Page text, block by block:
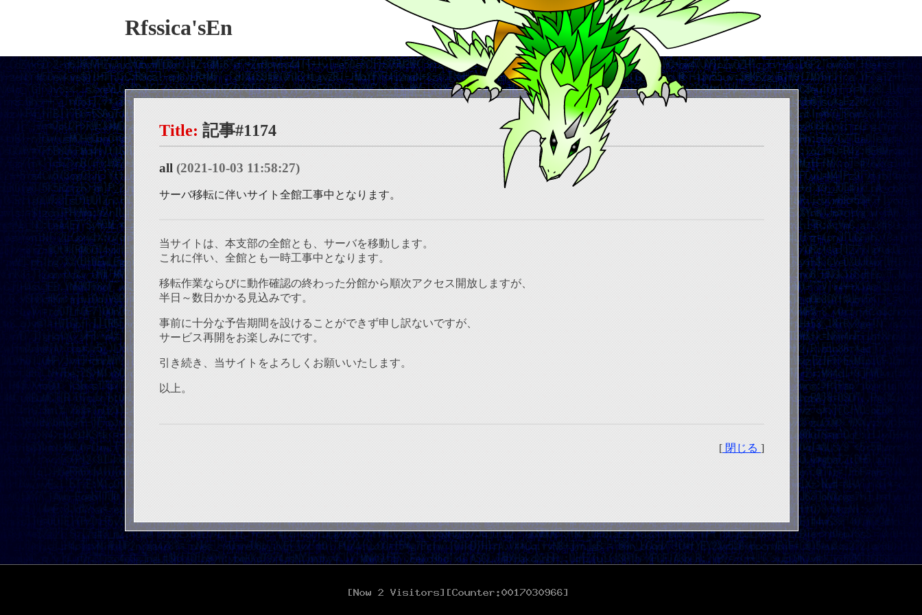
Rfssica'sEn
記事#1174
all (2021-10-03 11:58:27)
サーバ移転に伴いサイト全館工事中となります。
当サイトは、本支部の全館とも、サーバを移動します。
これに伴い、全館とも一時工事中となります。
移転作業ならびに動作確認の終わった分館から順次アクセス開放しますが、
半日～数日かかる見込みです。
事前に十分な予告期間を設けることができず申し訳ないですが、
サービス再開をお楽しみにです。
引き続き、当サイトをよろしくお願いいたします。
以上。
[ 閉じる ]